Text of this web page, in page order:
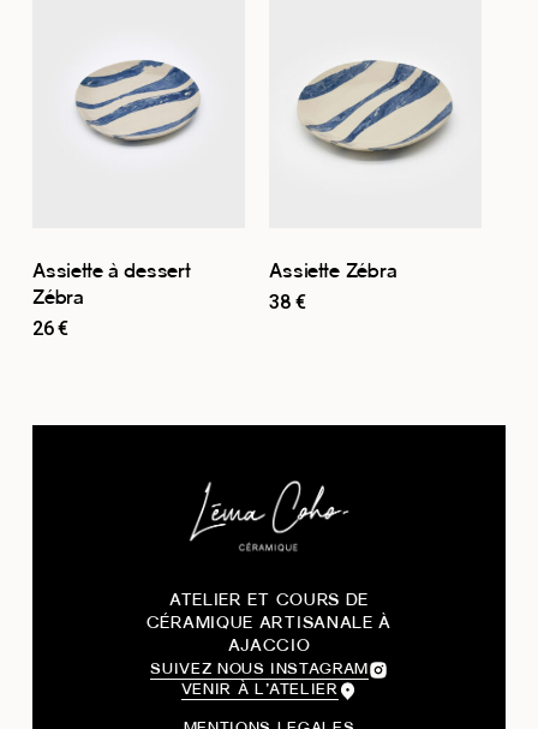
Assiette à dessert
Zébra
26€
Assiette Zébra
38 €
ATELIER ET COURS DE
CÉRAMIQUE ARTISANALE À
AJACCIO
SUIVEZ NOUS INSTAGRAM
VENIR À L’ATELIER